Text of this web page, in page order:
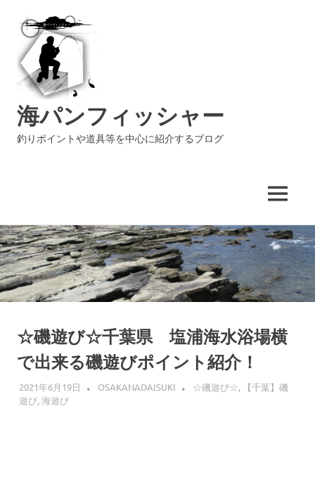
コ
ン
テ
ン
ツ
海パンフィッシャー
釣りポイントや道具等を中心に紹介するブログ
MENU
☆磯遊び☆千葉県 塩浦海水浴場横
で出来る磯遊びポイント紹介！
2021年6月19日 OSAKANADAISUKI ☆磯遊び☆,
【千葉】磯
遊び,海遊び